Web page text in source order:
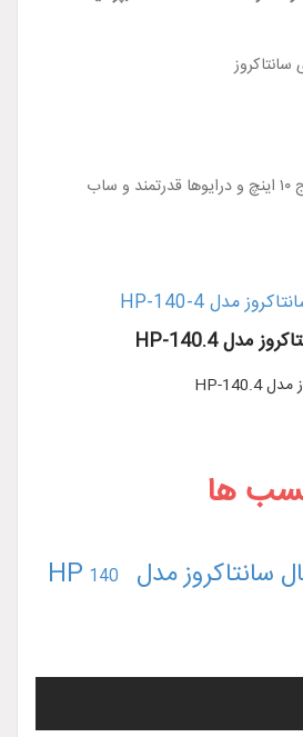
مناسب برای فول و میدرنج ۱۰ اینچ و درایوها قدرتمند و ساب
ها
140